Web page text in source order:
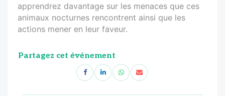
apprendrez davantage sur les menaces que ces
animaux nocturnes rencontrent ainsi que les
actions mener en leur faveur.
Partagez cet événement